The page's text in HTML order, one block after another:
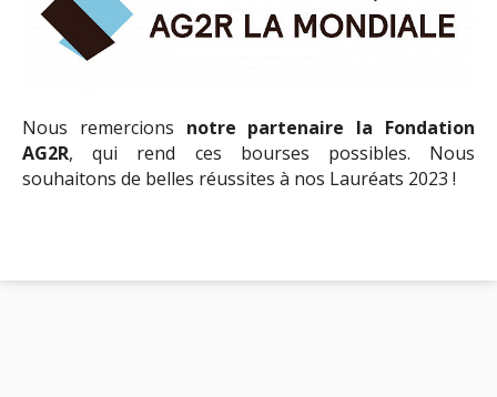
Nous remercions notre partenaire la Fondation
AG2R, qui rend ces bourses possibles. Nous
souhaitons de belles réussites à nos Lauréats 2023 !